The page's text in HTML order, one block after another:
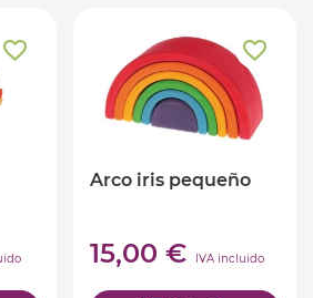
Arco iris pequeño
15,00 € IVA incluido